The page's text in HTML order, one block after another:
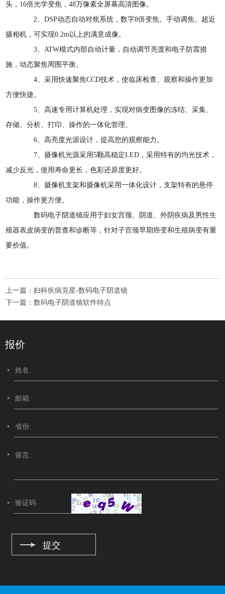
头，16倍光学变焦，48万像素全屏幕高清图像。
2、DSP动态自动对焦系统，数字8倍变焦。手动调焦。超近
摄相机，可实现0.2m以上的满意成像。
3、ATW模式内部自动计量，自动调节亮度和电子防震措
施，动态聚焦周围平衡。
4、采用快速聚焦CCD技术，使临床检查、观察和操作更加
方便快捷。
5、高速专用计算机处理，实现对病变图像的冻结、采集、
存储、分析、打印、操作的一体化管理。
6、高亮度光源设计，提高您的观察能力。
7、摄像机光源采用5颗高稳定LED，采用特有的均光技术，
减少反光，使用寿命更长，色彩还原度更好。
8、摄像机支架和摄像机采用一体化设计，支架特有的悬停
功能，操作更方便。
数码电子阴道镜应用于妇女宫颈、阴道、外阴疾病及男性生
殖器表皮病变的普查和诊断等，针对子宫颈早期癌变和生殖病变有重
要价值。
上一篇：妇科疾病克星-数码电子阴道镜
下一篇：数码电子阴道镜软件特点
报价